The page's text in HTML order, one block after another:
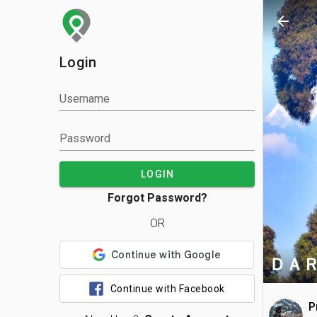
Login
Username
Password
LOGIN
Forgot Password?
OR
Continue with Facebook
arrow_back
ＤＡ